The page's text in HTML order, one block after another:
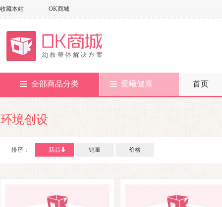
收藏本站 OK商城
全部商品分类 爱曦健康 首页
环境创设
排序： 新品 销量 价格